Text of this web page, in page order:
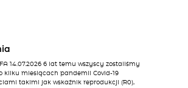
14.07.2026 6 lat temu wszyscy zostaliśmy
kilku miesiącach pandemii Covid-19
takimi jak wskaźnik reprodukcji (R0),